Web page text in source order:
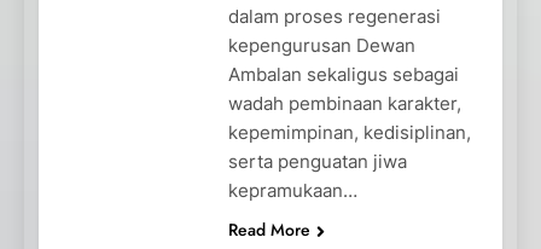
dalam proses regenerasi
kepengurusan Dewan
Ambalan sekaligus sebagai
wadah pembinaan karakter,
kepemimpinan, kedisiplinan,
serta penguatan jiwa
kepramukaan…
Read More